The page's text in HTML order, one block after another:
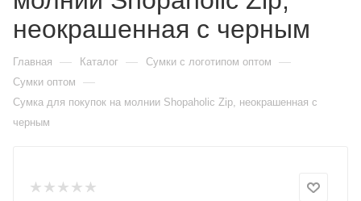
неокрашенная с черным
Главная — Каталог — Сумки с логотипом оптом —
Сумки оптом —
Сумка для покупок на молнии Shopaholic Zip, неокрашенная с
черным